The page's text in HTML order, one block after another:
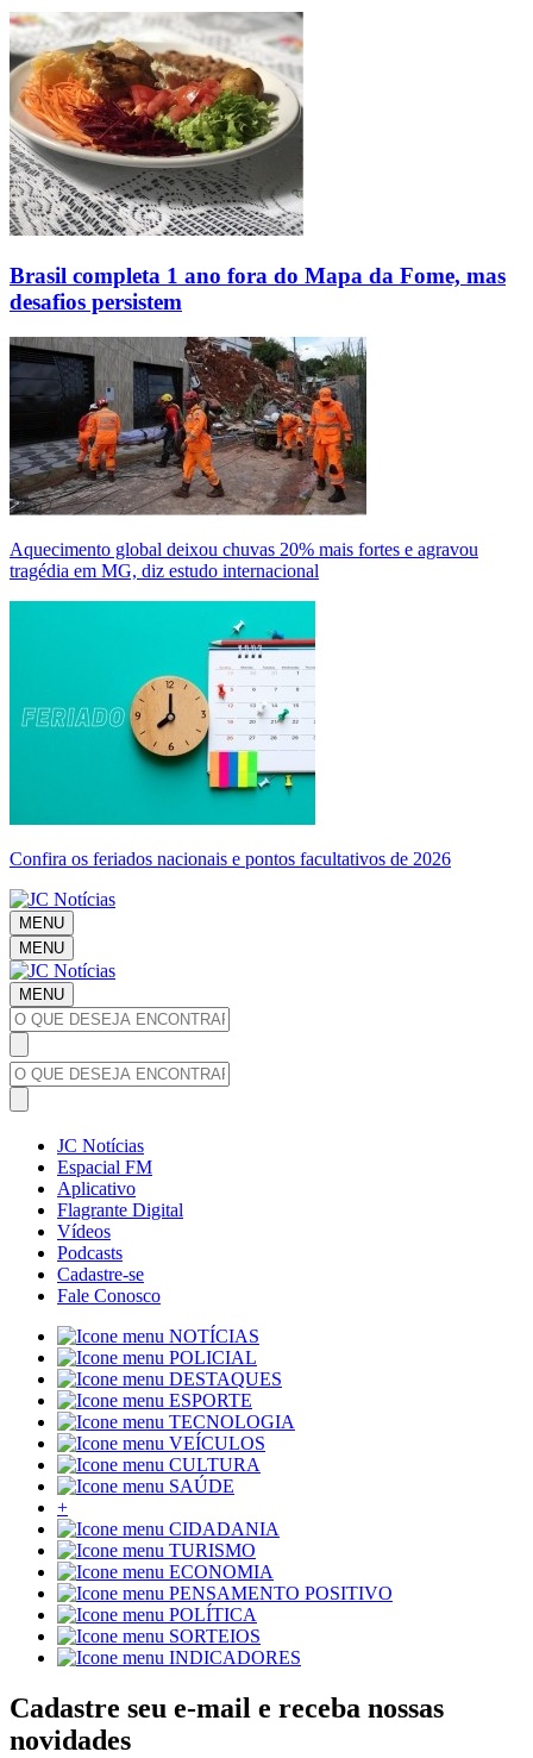
Brasil completa 1 ano fora do Mapa da Fome, mas
desafios persistem
Aquecimento global deixou chuvas 20% mais fortes e agravou
tragédia em MG, diz estudo internacional
Confira os feriados nacionais e pontos facultativos de 2026
MENU
MENU
MENU
JC Notícias
Espacial FM
Aplicativo
Flagrante Digital
Vídeos
Podcasts
Cadastre-se
Fale Conosco
NOTÍCIAS
POLICIAL
DESTAQUES
ESPORTE
TECNOLOGIA
VEÍCULOS
CULTURA
SAÚDE
+
CIDADANIA
TURISMO
ECONOMIA
PENSAMENTO POSITIVO
POLÍTICA
SORTEIOS
INDICADORES
Cadastre seu e-mail e receba nossas
novidades